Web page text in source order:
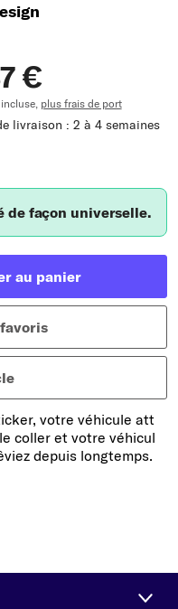
€
plus frais de port
livraison : 2 à 4 semaines
de façon universelle.
au panier
votre véhicule att
coller et votre véhicul
depuis longtemps.